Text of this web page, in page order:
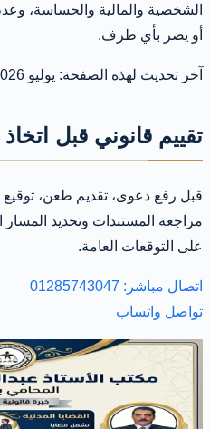
الشخصية والمالية والحساسة،
أو يضر بأي طرف.
آخر تحديث لهذه الصفحة: يوليو 2026.
تقييم قانوني قبل اتخاذ
قبل رفع دعوى، تقديم طعن، توقيع
مراجعة المستندات وتحديد المسار
على التوقعات العامة.
اتصال مباشر: 01285743047
تواصل واتساب